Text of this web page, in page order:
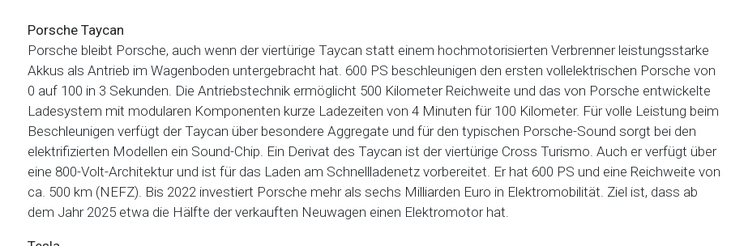
Porsche Taycan
Porsche bleibt Porsche, auch wenn der viertürige Taycan statt einem hochmotorisierten Verbrenner leistungsstarke
Akkus als Antrieb im Wagenboden untergebracht hat. 600 PS beschleunigen den ersten vollelektrischen Porsche von
0 auf 100 in 3 Sekunden. Die Antriebstechnik ermöglicht 500 Kilometer Reichweite und das von Porsche entwickelte
Ladesystem mit modularen Komponenten kurze Ladezeiten von 4 Minuten für 100 Kilometer. Für volle Leistung beim
Beschleunigen verfügt der Taycan über besondere Aggregate und für den typischen Porsche-Sound sorgt bei den
elektrifizierten Modellen ein Sound-Chip. Ein Derivat des Taycan ist der viertürige Cross Turismo. Auch er verfügt über
eine 800-Volt-Architektur und ist für das Laden am Schnellladenetz vorbereitet. Er hat 600 PS und eine Reichweite von
ca. 500 km (NEFZ). Bis 2022 investiert Porsche mehr als sechs Milliarden Euro in Elektromobilität. Ziel ist, dass ab
dem Jahr 2025 etwa die Hälfte der verkauften Neuwagen einen Elektromotor hat.